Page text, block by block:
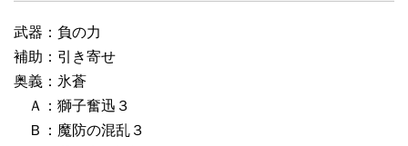
武器：負の力
補助：引き寄せ
奥義：氷蒼
Ａ：獅子奮迅３
Ｂ：魔防の混乱３